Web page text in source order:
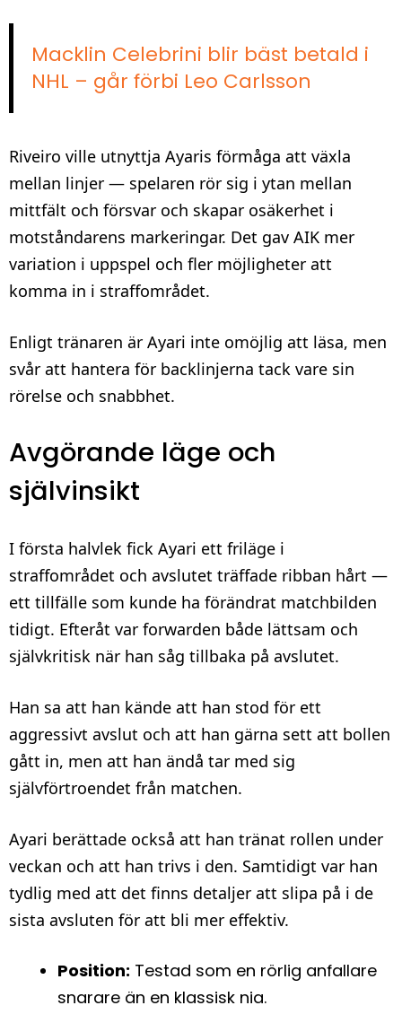
Macklin Celebrini blir bäst betald i
NHL – går förbi Leo Carlsson
Riveiro ville utnyttja Ayaris förmåga att växla
mellan linjer — spelaren rör sig i ytan mellan
mittfält och försvar och skapar osäkerhet i
motståndarens markeringar. Det gav AIK mer
variation i uppspel och fler möjligheter att
komma in i straffområdet.
Enligt tränaren är Ayari inte omöjlig att läsa, men
svår att hantera för backlinjerna tack vare sin
rörelse och snabbhet.
Avgörande läge och
självinsikt
I första halvlek fick Ayari ett friläge i
straffområdet och avslutet träffade ribban hårt —
ett tillfälle som kunde ha förändrat matchbilden
tidigt. Efteråt var forwarden både lättsam och
självkritisk när han såg tillbaka på avslutet.
Han sa att han kände att han stod för ett
aggressivt avslut och att han gärna sett att bollen
gått in, men att han ändå tar med sig
självförtroendet från matchen.
Ayari berättade också att han tränat rollen under
veckan och att han trivs i den. Samtidigt var han
tydlig med att det finns detaljer att slipa på i de
sista avsluten för att bli mer effektiv.
Position: Testad som en rörlig anfallare
snarare än en klassisk nia.